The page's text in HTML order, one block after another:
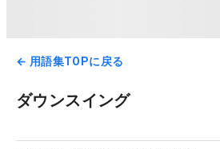
← 用語集TOPに戻る
ダウンスイング